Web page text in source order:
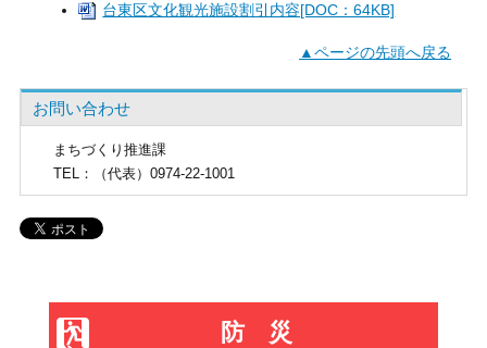
台東区文化観光施設割引内容[DOC：64KB]
▲ページの先頭へ戻る
お問い合わせ
まちづくり推進課
TEL
：（代表）0974-22-1001
防災